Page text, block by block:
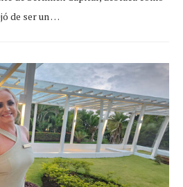
de ser un …